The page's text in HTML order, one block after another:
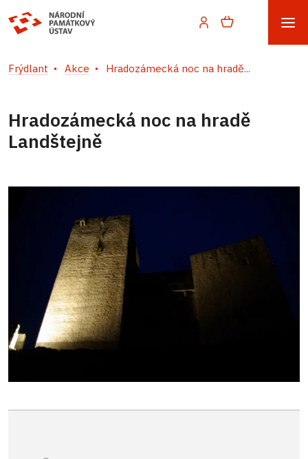
Frýdlant Akce Hradozámecká noc na hradě...
Hradozámecká noc na hradě
Landštejně